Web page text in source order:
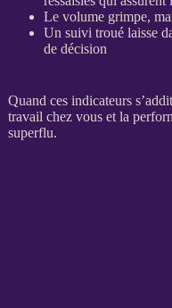
Le volume grimpe,
Un suivi troué laisse
de décision
Quand ces indicateurs
travail chez vous et la
superflu.